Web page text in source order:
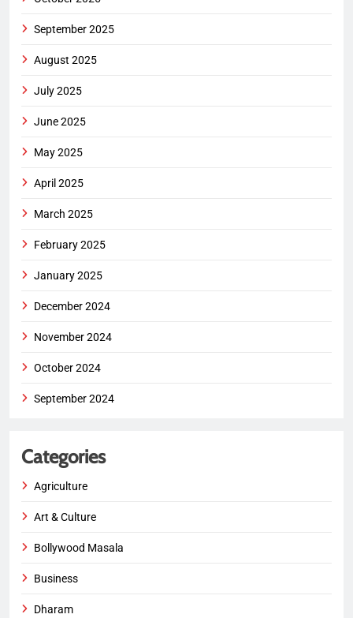
September 2025
August 2025
July 2025
June 2025
May 2025
April 2025
March 2025
February 2025
January 2025
December 2024
November 2024
October 2024
September 2024
Categories
Agriculture
Art & Culture
Bollywood Masala
Business
Dharam